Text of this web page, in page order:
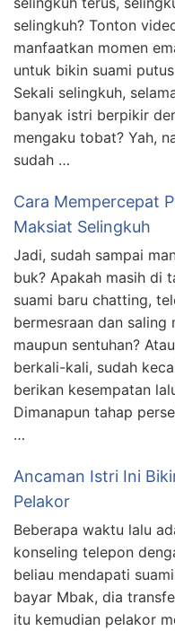
selingkuh? Tonton
manfaatkan momen
untuk bikin suami
Sekali selingkuh,
banyak istri berpikir
mengaku tobat? Yah,
sudah …
Cara Mempercepat
Maksiat Selingkuh
Jadi, sudah sampai
buk? Apakah masih di
suami baru chatting,
bermesraan dan
maupun sentuhan?
berkali-kali, sudah
berikan kesempatan
Dimanapun tahap
…
Ancaman Istri Ini
Pelakor
Beberapa waktu lalu
konseling telepon
beliau mendapati
bayar Mbak, dia
itu kemudian pelakor